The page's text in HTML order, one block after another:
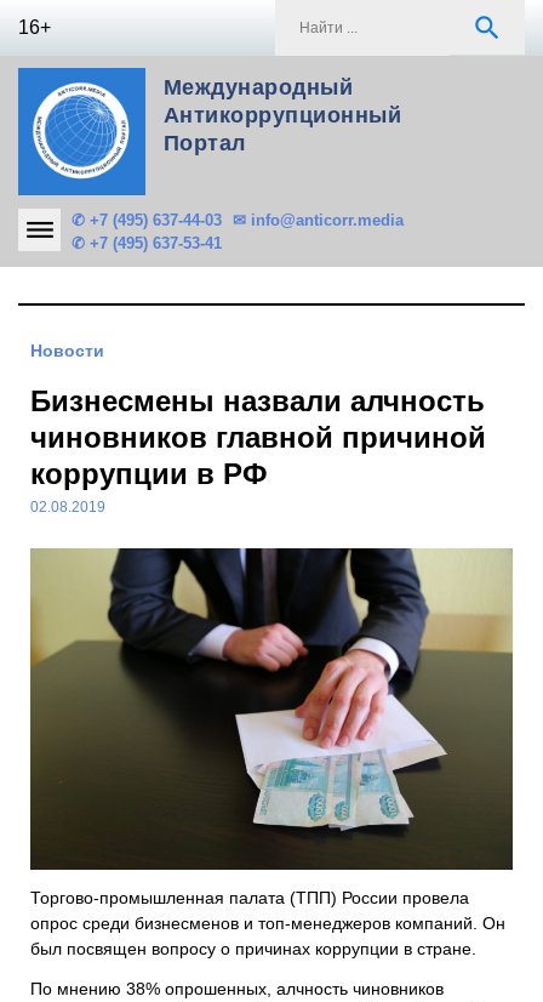
16+ search
Международный
Антикоррупционный
Портал
✆ +7 (495) 637-44-03
✆ +7 (495) 637-53-41
✉ info@anticorr.media
Новости
Бизнесмены назвали алчность
чиновников главной причиной
коррупции в РФ
02.08.2019
Торгово-промышленная палата (ТПП) России провела
опрос среди бизнесменов и топ-менеджеров компаний. Он
был посвящен вопросу о причинах коррупции в стране.
По мнению 38% опрошенных, алчность чиновников